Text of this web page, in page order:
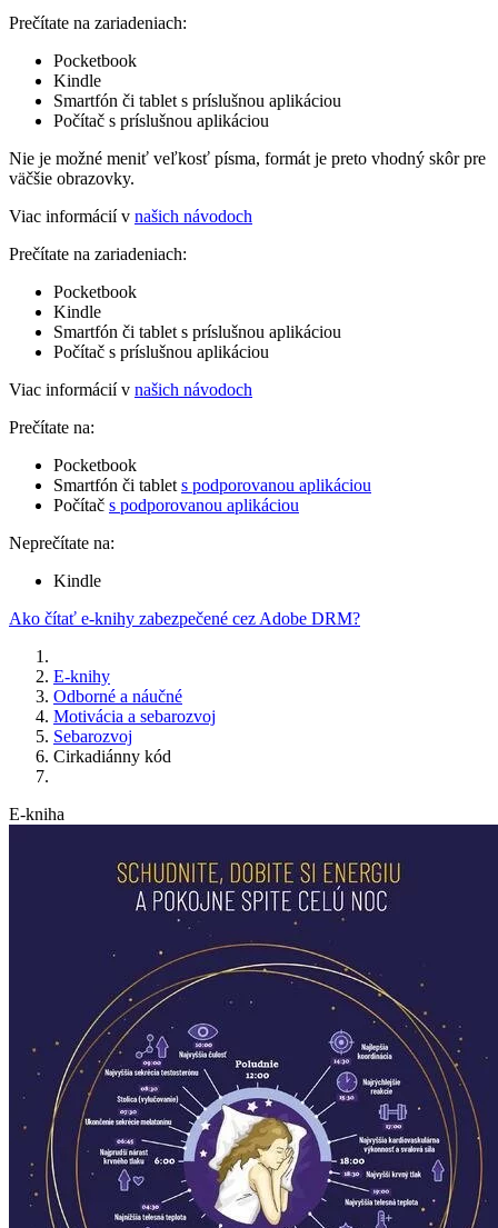
Prečítate na zariadeniach:
Pocketbook
Kindle
Smartfón či tablet s príslušnou aplikáciou
Počítač s príslušnou aplikáciou
Nie je možné meniť veľkosť písma, formát je preto vhodný skôr pre
väčšie obrazovky.
Viac informácií v našich návodoch
Prečítate na zariadeniach:
Pocketbook
Kindle
Smartfón či tablet s príslušnou aplikáciou
Počítač s príslušnou aplikáciou
Viac informácií v našich návodoch
Prečítate na:
Pocketbook
Smartfón či tablet s podporovanou aplikáciou
Počítač s podporovanou aplikáciou
Neprečítate na:
Kindle
Ako čítať e-knihy zabezpečené cez Adobe DRM?
E-knihy
Odborné a náučné
Motivácia a sebarozvoj
Sebarozvoj
Cirkadiánny kód
E-kniha